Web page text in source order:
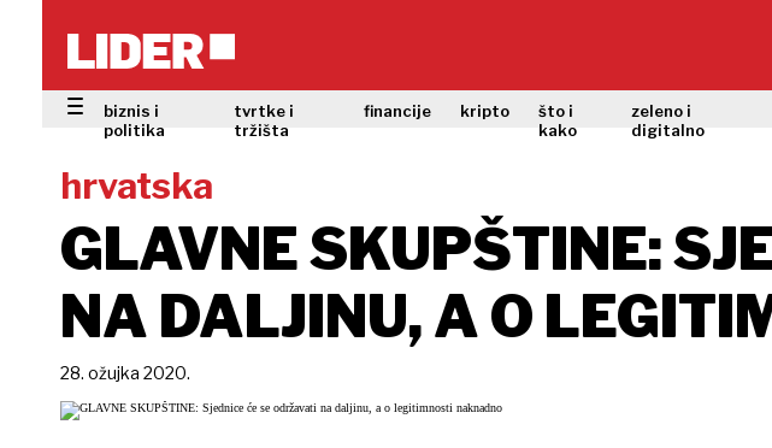
biznis i
politika
tvrtke i
tržišta
financije kripto
što i
kako
zeleno i
digitalno
hrvatska
GLAVNE SKUPŠTINE:
NA DALJINU, A O
28. ožujka 2020.